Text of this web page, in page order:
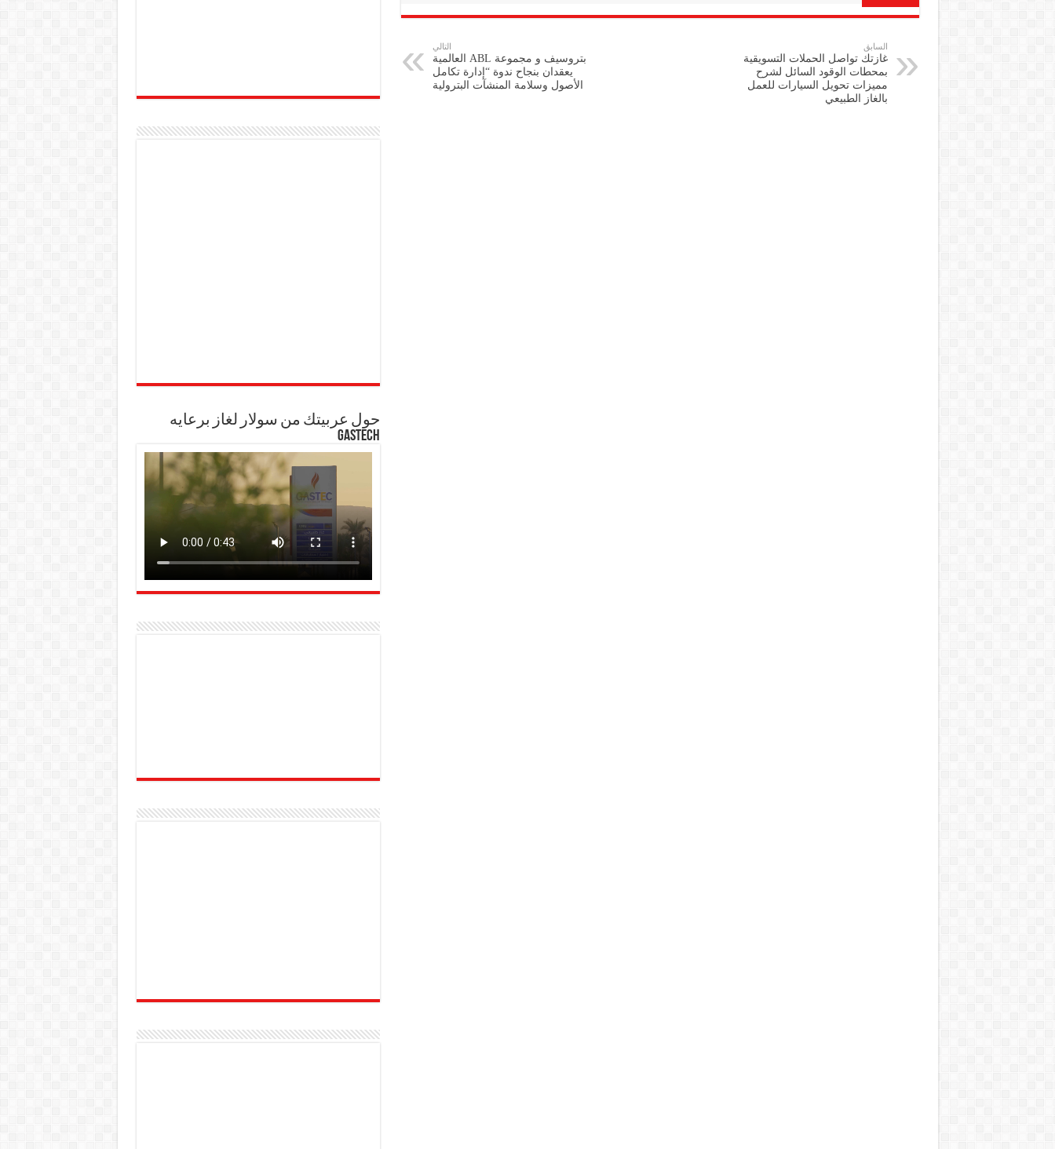
السابق
غازتك تواصل الحملات التسويقية
بمحطات الوقود السائل لشرح
مميزات تحويل السيارات للعمل
بالغاز الطبيعي
التالي
بتروسيف و مجموعة ABL العالمية
يعقدان بنجاح ندوة “إدارة تكامل
الأصول وسلامة المنشآت البترولية
حول عربيتك من سولار لغاز برعايه
GASTECH